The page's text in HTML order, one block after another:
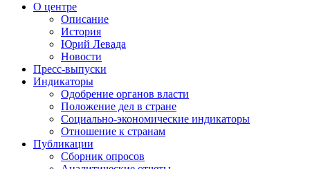
О центре
Описание
История
Юрий Левада
Новости
Пресс-выпуски
Индикаторы
Одобрение органов власти
Положение дел в стране
Социально-экономические индикаторы
Отношение к странам
Публикации
Сборник опросов